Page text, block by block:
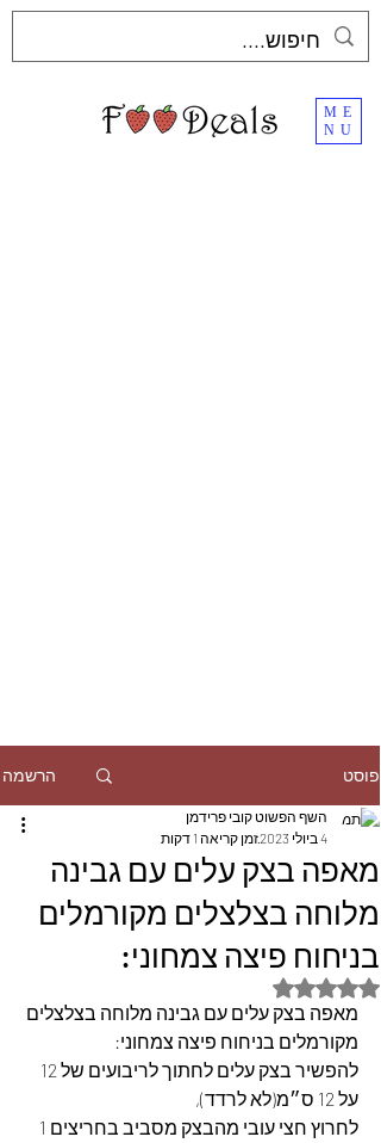
ME
NU
פוסט הרשמה
מאפה בצק עלים עם גבינה
מלוחה בצלצלים מקורמלים
בניחוח פיצה צמחוני:
השף הפשוט קובי פרידמן
4 ביולי 2023
זמן קריאה 1 דקות
דירוג של NaN מתוך 5 כוכבים
מאפה בצק עלים עם גבינה מלוחה בצלצלים
מקורמלים בניחוח פיצה צמחוני:
על 12 ס״מ(לא לרדד),